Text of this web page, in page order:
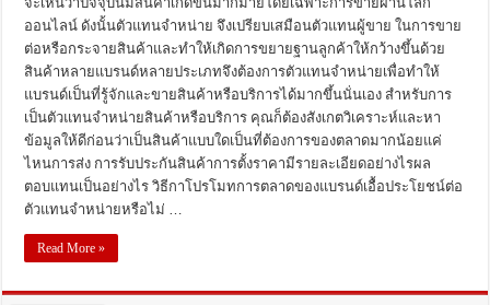
ออนไลน์ ดังนั้นตัวแทนจำหน่าย จึงเปรียบเสมือนตัวแทนผู้ขาย ในการขาย
ต่อหรือกระจายสินค้าและทำให้เกิดการขยายฐานลูกค้าให้กว้างขึ้นด้วย
สินค้าหลายแบรนด์หลายประเภทจึงต้องการตัวแทนจำหน่ายเพื่อทำให้
แบรนด์เป็นที่รู้จักและขายสินค้าหรือบริการได้มากขึ้นนั่นเอง สำหรับการ
เป็นตัวแทนจำหน่ายสินค้าหรือบริการ คุณก็ต้องสังเกตวิเคราะห์และหา
ข้อมูลให้ดีก่อนว่าเป็นสินค้าแบบใดเป็นที่ต้องการของตลาดมากน้อยแค่
ไหนการส่ง การรับประกันสินค้าการตั้งราคามีรายละเอียดอย่างไรผล
ตอบแทนเป็นอย่างไร วิธีกาโปรโมทการตลาดของแบรนด์เอื้อประโยชน์ต่อ
ตัวแทนจำหน่ายหรือไม่ …
Read More »